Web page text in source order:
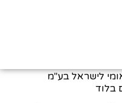
לישראל בע"מ
בלוד